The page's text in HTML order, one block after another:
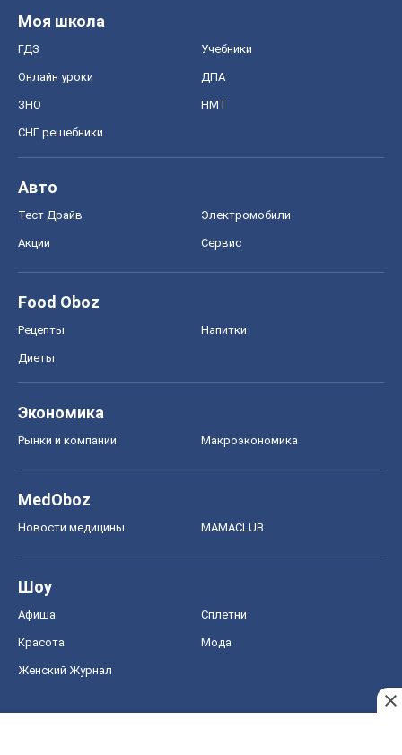
Моя школа
ГДЗ Учебники
Онлайн уроки ДПА
ЗНО НМТ
СНГ решебники
Авто
Тест Драйв Электромобили
Акции Сервис
Food Oboz
Рецепты Напитки
Диеты
Экономика
Рынки и компании Mакроэкономика
MedOboz
Новости медицины MAMACLUB
Шоу
Афиша Сплетни
Красота Мода
Женский Журнал